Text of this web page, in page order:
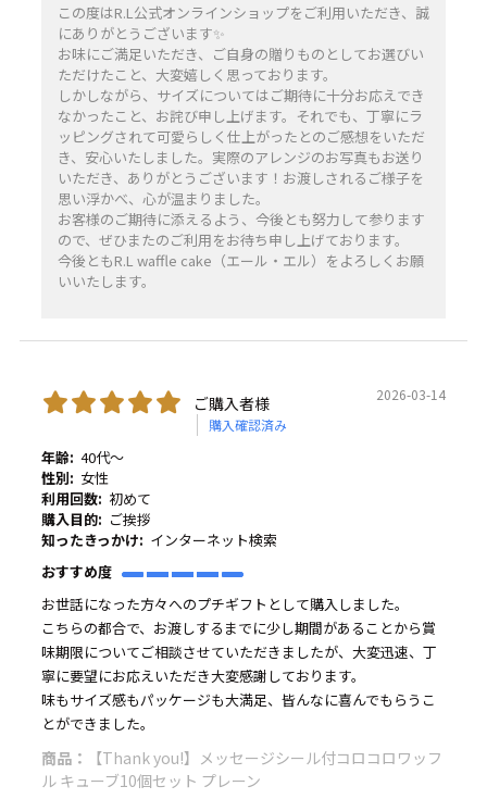
この度はR.L公式オンラインショップをご利用いただき、誠
にありがとうございます✨️
お味にご満足いただき、ご自身の贈りものとしてお選びい
ただけたこと、大変嬉しく思っております。
しかしながら、サイズについてはご期待に十分お応えでき
なかったこと、お詫び申し上げます。それでも、丁寧にラ
ッピングされて可愛らしく仕上がったとのご感想をいただ
き、安心いたしました。実際のアレンジのお写真もお送り
いただき、ありがとうございます！お渡しされるご様子を
思い浮かべ、心が温まりました。
お客様のご期待に添えるよう、今後とも努力して参ります
ので、ぜひまたのご利用をお待ち申し上げております。
今後ともR.L waffle cake（エール・エル）をよろしくお願
いいたします。
ご購入者様
購入確認済み
2026-03-14
年齢: 40代～
性別: 女性
利用回数: 初めて
購入目的: ご挨拶
知ったきっかけ: インターネット検索
おすすめ度
お世話になった方々へのプチギフトとして購入しました。
こちらの都合で、お渡しするまでに少し期間があることから賞
味期限についてご相談させていただきましたが、大変迅速、丁
寧に要望にお応えいただき大変感謝しております。
味もサイズ感もパッケージも大満足、皆んなに喜んでもらうこ
とができました。
商品：
【Thank you!】メッセージシール付コロコロワッフ
ル キューブ10個セット プレーン